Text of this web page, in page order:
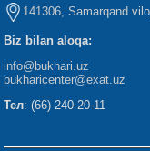
141306, Samarqand
Biz bilan aloqa:
info@bukhari.uz
bukharicenter@exat.uz
Тел: (66) 240-20-11